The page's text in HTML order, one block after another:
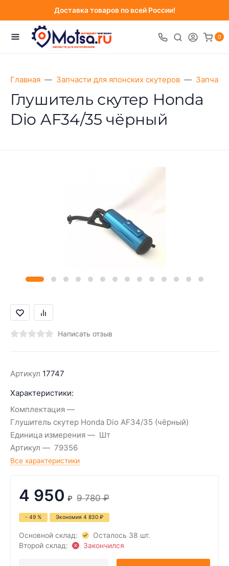
Доставка товаров по всей России!
0
Главная Запчасти для японских скутеров
Глушитель скутер Honda
Dio AF34/35 чёрный
Написать отзыв
Артикул 17747
Характеристики:
Комплектация
Глушитель скутер Honda Dio AF34/35 (чёрный)
Единица измерения
Шт
Артикул
79356
Все характеристики
4 950 ₽ 9 780 ₽
- 49 % Экономия 4 830 ₽
Основной склад:
Осталось 38 шт.
Второй склад:
Закончился